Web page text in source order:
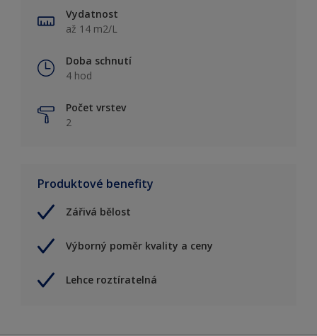
Vydatnost
až 14 m2/L
Doba schnutí
4 hod
Počet vrstev
2
Produktové benefity
Zářivá bělost
Výborný poměr kvality a ceny
Lehce roztíratelná